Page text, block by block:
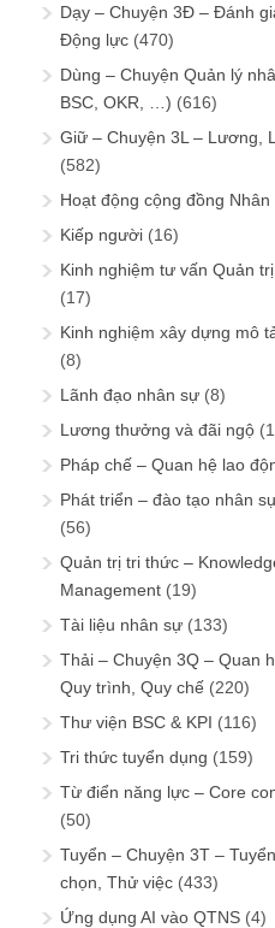
Dạy – Chuyện 3Đ – Đánh
Động lực (470)
Dùng – Chuyện Quản lý
BSC, OKR, …) (616)
Giữ – Chuyện 3L – Lương,
(582)
Hoạt động cộng đồng Nhân
Kiếp người (16)
Kinh nghiệm tư vấn Quản
(17)
Kinh nghiệm xây dựng mô
(8)
Lãnh đạo nhân sự (8)
Lương thưởng và đãi ngộ
Pháp chế – Quan hệ lao
Phát triển – đào tạo nhân
(56)
Quản trị tri thức –
Management (19)
Tài liệu nhân sự (133)
Thải – Chuyện 3Q – Quan
Quy trình, Quy chế (220)
Thư viện BSC & KPI (116)
Tri thức tuyển dụng (159)
Từ điển năng lực – Core
(50)
Tuyển – Chuyện 3T –
chọn, Thử việc (433)
Ứng dụng AI vào QTNS (4)